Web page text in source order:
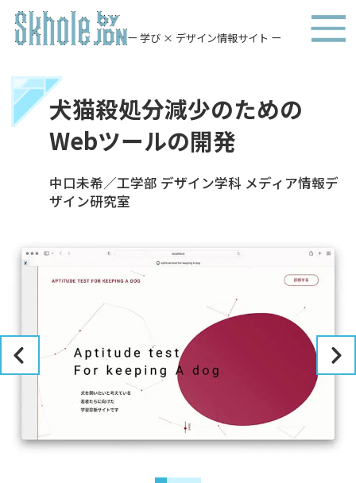
ー 学び × デザイン情報サイト ー
犬猫殺処分減少のための
Webツールの開発
中口未希／工学部 デザイン学科 メディア情報デ
ザイン研究室